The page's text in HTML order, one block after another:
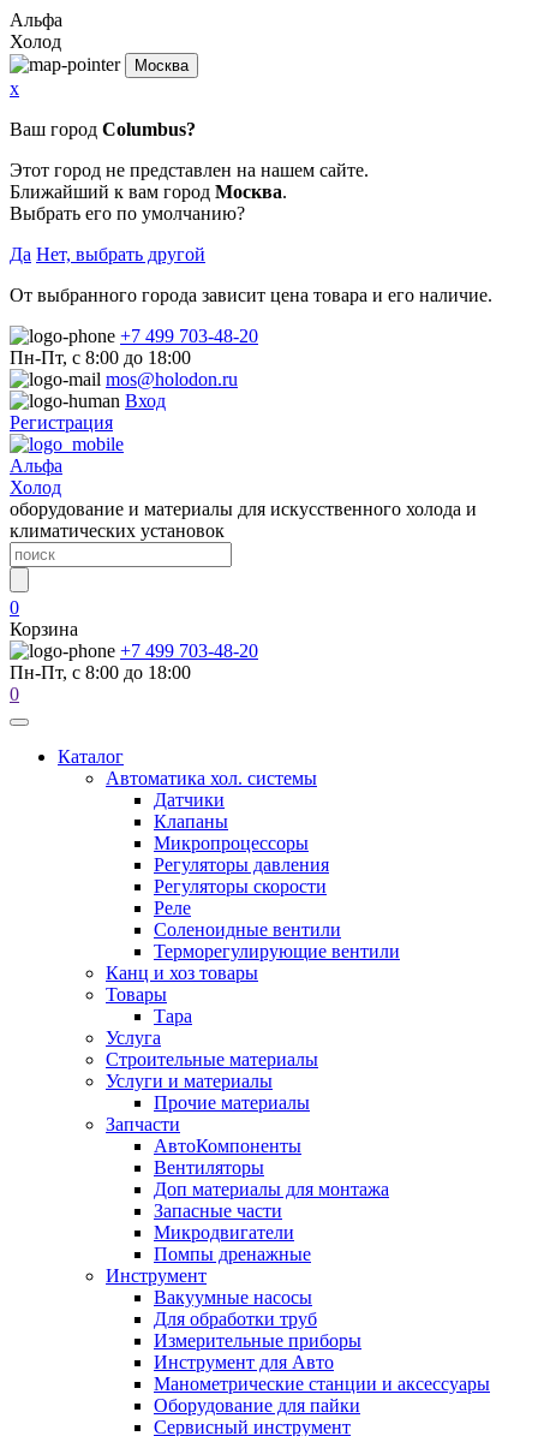
Альфа
Холод
Москва
x
Ваш город Columbus?
Этот город не представлен на нашем сайте.
Ближайший к вам город Москва.
Выбрать его по умолчанию?
Да Нет, выбрать другой
От выбранного города зависит цена товара и его наличие.
+7 499 703-48-20
Пн-Пт, с 8:00 до 18:00
mos@holodon.ru
Вход
Регистрация
Альфа
Холод
оборудование и материалы для искусственного холода и
климатических установок
0
Корзина
+7 499 703-48-20
Пн-Пт, с 8:00 до 18:00
0
Каталог
Автоматика хол. системы
Датчики
Клапаны
Микропроцессоры
Регуляторы давления
Регуляторы скорости
Реле
Соленоидные вентили
Терморегулирующие вентили
Канц и хоз товары
Товары
Тара
Услуга
Строительные материалы
Услуги и материалы
Прочие материалы
Запчасти
АвтоКомпоненты
Вентиляторы
Доп материалы для монтажа
Запасные части
Микродвигатели
Помпы дренажные
Инструмент
Вакуумные насосы
Для обработки труб
Измерительные приборы
Инструмент для Авто
Манометрические станции и аксессуары
Оборудование для пайки
Сервисный инструмент